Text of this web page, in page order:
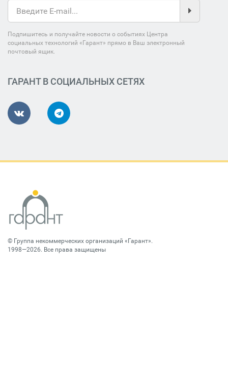
Подпишитесь и получайте новости о событиях Центра
социальных технологий «Гарант» прямо в Ваш электронный
почтовый ящик.
ГАРАНТ В СОЦИАЛЬНЫХ СЕТЯХ
© Группа некоммерческих организаций «Гарант».
1998—2026. Все права защищены